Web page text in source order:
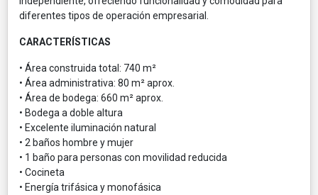
diferentes tipos de operación empresarial.
CARACTERÍSTICAS
• Área construida total: 740 m²
• Área administrativa: 80 m² aprox.
• Área de bodega: 660 m² aprox.
• Bodega a doble altura
• Excelente iluminación natural
• 2 baños hombre y mujer
• 1 baño para personas con movilidad reducida
• Cocineta
• Energía trifásica y monofásica